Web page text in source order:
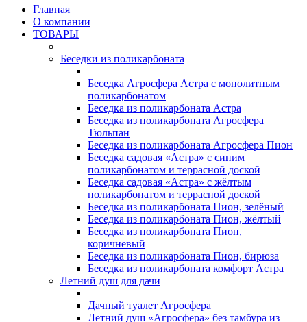
Главная
О компании
ТОВАРЫ
Беседки из поликарбоната
Беседка Агросфера Астра с монолитным
поликарбонатом
Беседка из поликарбоната Астра
Беседка из поликарбоната Агросфера
Тюльпан
Беседка из поликарбоната Агросфера Пион
Беседка садовая «Астра» с синим
поликарбонатом и террасной доской
Беседка садовая «Астра» с жёлтым
поликарбонатом и террасной доской
Беседка из поликарбоната Пион, зелёный
Беседка из поликарбоната Пион, жёлтый
Беседка из поликарбоната Пион,
коричневый
Беседка из поликарбоната Пион, бирюза
Беседка из поликарбоната комфорт Астра
Летний душ для дачи
Дачный туалет Агросфера
Летний душ «Агросфера» без тамбура из